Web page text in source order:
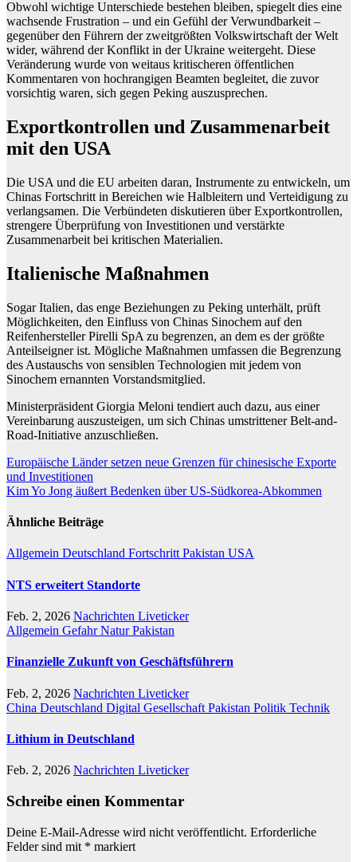
Obwohl wichtige Unterschiede bestehen bleiben, spiegelt dies eine
wachsende Frustration – und ein Gefühl der Verwundbarkeit –
gegenüber den Führern der zweitgrößten Volkswirtschaft der Welt
wider, während der Konflikt in der Ukraine weitergeht. Diese
Veränderung wurde von weitaus kritischeren öffentlichen
Kommentaren von hochrangigen Beamten begleitet, die zuvor
vorsichtig waren, sich gegen Peking auszusprechen.
Exportkontrollen und Zusammenarbeit
mit den USA
Die USA und die EU arbeiten daran, Instrumente zu entwickeln, um
Chinas Fortschritt in Bereichen wie Halbleitern und Verteidigung zu
verlangsamen. Die Verbündeten diskutieren über Exportkontrollen,
strengere Überprüfung von Investitionen und verstärkte
Zusammenarbeit bei kritischen Materialien.
Italienische Maßnahmen
Sogar Italien, das enge Beziehungen zu Peking unterhält, prüft
Möglichkeiten, den Einfluss von Chinas Sinochem auf den
Reifenhersteller Pirelli SpA zu begrenzen, an dem es der größte
Anteilseigner ist. Mögliche Maßnahmen umfassen die Begrenzung
des Austauschs von sensiblen Technologien mit jedem von
Sinochem ernannten Vorstandsmitglied.
Ministerpräsident Giorgia Meloni tendiert auch dazu, aus einer
Vereinbarung auszusteigen, um sich Chinas umstrittener Belt-and-
Road-Initiative anzuschließen.
Beitragsnavigation
Europäische Länder setzen neue Grenzen für chinesische Exporte
und Investitionen
Kim Yo Jong äußert Bedenken über US-Südkorea-Abkommen
Ähnliche Beiträge
Allgemein Deutschland FortschrittPakistan USA
NTS erweitert Standorte
Feb. 2, 2026 Nachrichten Liveticker
Allgemein GefahrNaturPakistan
Finanzielle Zukunft von Geschäftsführern
Feb. 2, 2026 Nachrichten Liveticker
China Deutschland Digital Gesellschaft Pakistan Politik Technik
Lithium in Deutschland
Feb. 2, 2026 Nachrichten Liveticker
Schreibe einen Kommentar
Deine E-Mail-Adresse wird nicht veröffentlicht. Erforderliche
Felder sind mit * markiert